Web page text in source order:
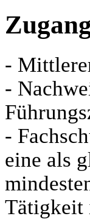
-
-
-
eine als
Tätigkeit